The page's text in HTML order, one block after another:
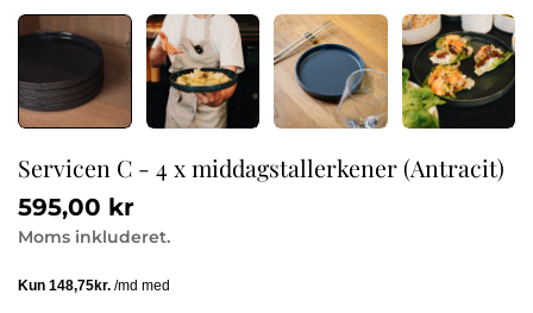
Servicen C - 4 x middagstallerkener (Antracit)
Normalpris
595,00 kr
Moms inkluderet.